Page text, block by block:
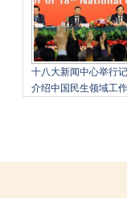
十八大新闻中心举行
介绍中国民生领域工